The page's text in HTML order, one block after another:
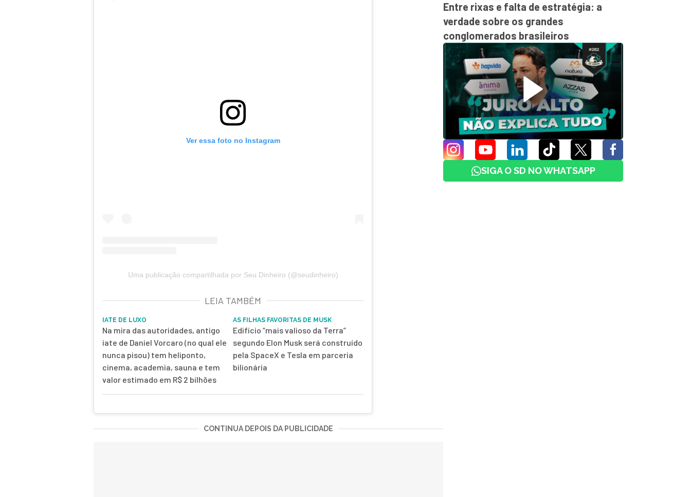
Ver essa foto no Instagram
Uma publicação compartilhada por Seu Dinheiro (@seudinheiro)
LEIA TAMBÉM
IATE DE LUXO
Na mira das autoridades, antigo
iate de Daniel Vorcaro (no qual ele
nunca pisou) tem heliponto,
cinema, academia, sauna e tem
valor estimado em R$ 2 bilhões
AS FILHAS FAVORITAS DE MUSK
Edifício “mais valioso da Terra”
segundo Elon Musk será construído
pela SpaceX e Tesla em parceria
bilionária
CONTINUA DEPOIS DA PUBLICIDADE
Entre rixas e falta de estratégia: a
verdade sobre os grandes
conglomerados brasileiros
SIGA O SD NO WHATSAPP